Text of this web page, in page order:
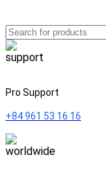
Pro Support
+84 961 53 16 16